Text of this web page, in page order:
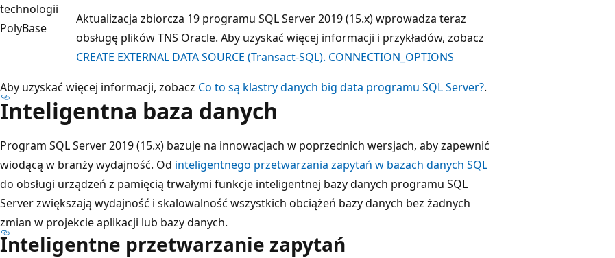
technologii
PolyBase
Aktualizacja zbiorcza 19 programu SQL Server 2019 (15.x) wprowadza teraz
obsługę plików TNS Oracle. Aby uzyskać więcej informacji i przykładów, zobacz
CREATE EXTERNAL DATA SOURCE (Transact-SQL). CONNECTION_OPTIONS
Aby uzyskać więcej informacji, zobacz Co to są klastry danych big data programu SQL Server?.
Inteligentna baza danych
Program SQL Server 2019 (15.x) bazuje na innowacjach w poprzednich wersjach, aby zapewnić
wiodącą w branży wydajność. Od inteligentnego przetwarzania zapytań w bazach danych SQL
do obsługi urządzeń z pamięcią trwałymi funkcje inteligentnej bazy danych programu SQL
Server zwiększają wydajność i skalowalność wszystkich obciążeń bazy danych bez żadnych
zmian w projekcie aplikacji lub bazy danych.
Inteligentne przetwarzanie zapytań